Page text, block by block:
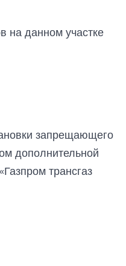
на данном участке
запрещающего
дополнительной
трансгаз